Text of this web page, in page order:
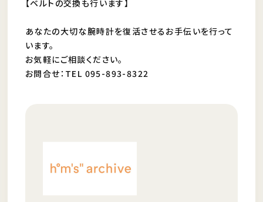
【ベルトの交換も行います】
あなたの大切な腕時計を復活させるお手伝いを行って
います。
お気軽にご相談ください。
お問合せ：TEL 095-893-8322